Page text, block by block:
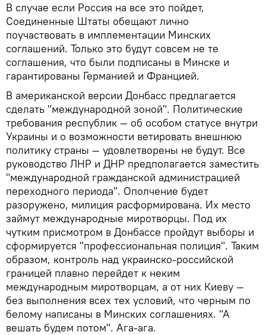
В случае если Россия на все это пойдет,
Соединенные Штаты обещают лично
поучаствовать в имплементации Минских
соглашений. Только это будут совсем не те
соглашения, что были подписаны в Минске и
гарантированы Германией и Францией.
В американской версии Донбасс предлагается
сделать "международной зоной". Политические
требования республик — об особом статусе внутри
Украины и о возможности ветировать внешнюю
политику страны — удовлетворены не будут. Все
руководство ЛНР и ДНР предполагается заместить
"международной гражданской администрацией
переходного периода". Ополчение будет
разоружено, милиция расформирована. Их место
займут международные миротворцы. Под их
чутким присмотром в Донбассе пройдут выборы и
сформируется "профессиональная полиция". Таким
образом, контроль над украинско-российской
границей плавно перейдет к неким
международным миротворцам, а от них Киеву —
без выполнения всех тех условий, что черным по
белому написаны в Минских соглашениях. "А
вешать будем потом". Ага-ага.